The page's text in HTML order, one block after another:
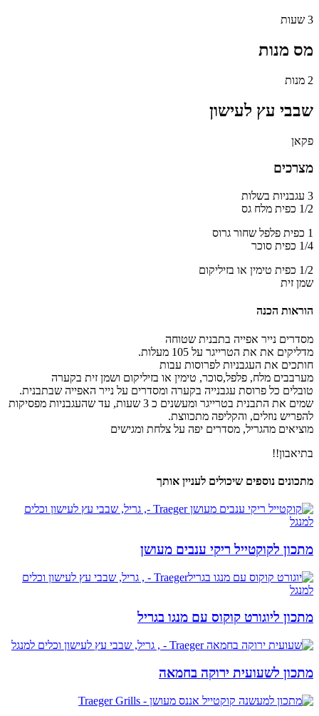
3 שעות
מס מנות
2 מנות
שבבי עץ לעישון
פקאן
מצרכים
3 עגבניות בשלות
1/2 כפית מלח גס
1 כפית פלפל שחור גרוס
1/4 כפית סוכר
1/2 כפית טימין או בזיליקום
שמן זית
הוראות הכנה
מסדרים נייר אפייה בתבנית שטוחה
מדליקים את את הטרייגר על 105 מעלות.
חותכים את העגבניות לפרוסות עבות
מערבבים מלח, פלפל,סוכר, טימין או בזיליקום ושמן זית בקערה
טובלים כל פרוסת עגבנייה בקערה ומסדרים על נייר האפייה שבתבנית.
שמים את התבנית בטרייגר ומעשנים כ 3 שעות, עד שהעגבניות מפסיקות
להפריש נוזלים, והקליפה מתכווצת.
מוציאים מהגריל, מסדרים יפה על צלחת ומגישים
בתיאבון!!
מתכונים נוספים שיכולים לעניין אותך
מתכון לקוקטייל ריקי ענבים מעושן
מתכון ליוגורט קוקוס עם מנגו בגריל
מתכון לשעועית ירוקה בחמאה